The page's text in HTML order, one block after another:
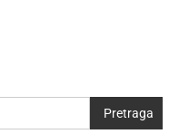
Pretraga